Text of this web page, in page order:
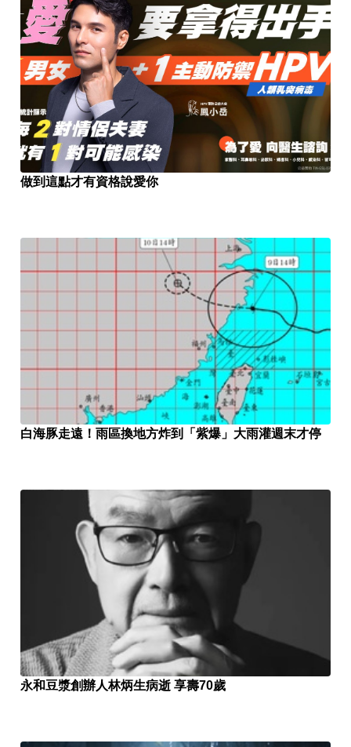
做到這點才有資格說愛你
白海豚走遠！雨區換地方炸到「紫爆」大雨灌週末才停
永和豆漿創辦人林炳生病逝 享壽70歲